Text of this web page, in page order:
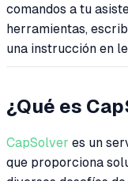
comandos a tu
herramientas,
una instrucción en
¿Qué es
CapSolver es un
que proporciona